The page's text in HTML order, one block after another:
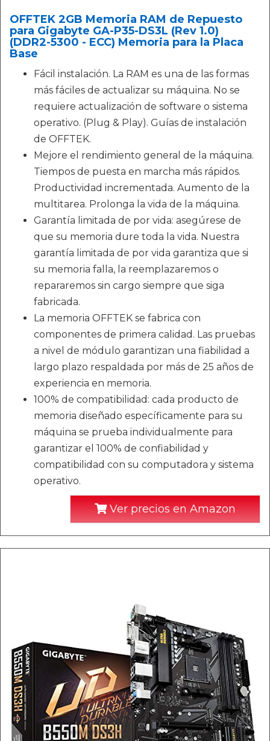
OFFTEK 2GB Memoria RAM de Repuesto
para Gigabyte GA-P35-DS3L (Rev 1.0)
(DDR2-5300 - ECC) Memoria para la Placa
Base
Fácil instalación. La RAM es una de las formas
más fáciles de actualizar su máquina. No se
requiere actualización de software o sistema
operativo. (Plug & Play). Guías de instalación
de OFFTEK.
Mejore el rendimiento general de la máquina.
Tiempos de puesta en marcha más rápidos.
Productividad incrementada. Aumento de la
multitarea. Prolonga la vida de la máquina.
Garantía limitada de por vida: asegúrese de
que su memoria dure toda la vida. Nuestra
garantía limitada de por vida garantiza que si
su memoria falla, la reemplazaremos o
repararemos sin cargo siempre que siga
fabricada.
La memoria OFFTEK se fabrica con
componentes de primera calidad. Las pruebas
a nivel de módulo garantizan una fiabilidad a
largo plazo respaldada por más de 25 años de
experiencia en memoria.
100% de compatibilidad: cada producto de
memoria diseñado específicamente para su
máquina se prueba individualmente para
garantizar el 100% de confiabilidad y
compatibilidad con su computadora y sistema
operativo.
Ver precios en Amazon